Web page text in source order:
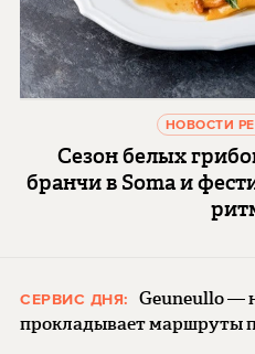
НОВОСТИ
Сезон белых
бранчи в Soma и
СЕРВИС ДНЯ:
Geuneullo —
прокладывает маршруты